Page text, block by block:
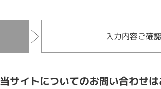
入力内容ご確認
当サイトについてのお問い合わせ